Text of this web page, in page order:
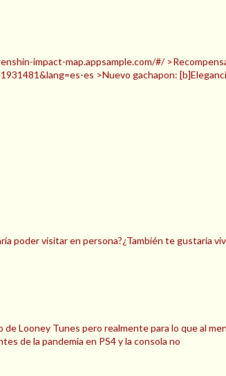
impact-map.appsample.com/#/
es >Nuevo gachapon:
poder visitar en persona?¿También te gustaría
Looney Tunes pero realmente para lo que al
de la pandemia en PS4 y la consola no